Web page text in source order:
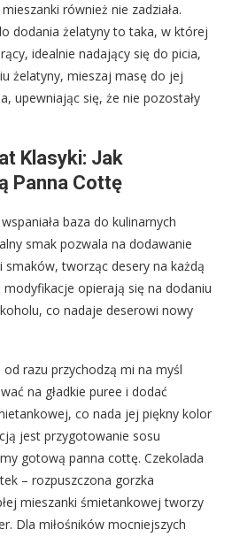
również nie zadziała.
dodania żelatyny to taka, w której
idealnie nadający się do picia,
żelatyny, mieszaj masę do jej
upewniając się, że nie pozostały
Klasyki: Jak
Panna Cottę
baza do kulinarnych
smak pozwala na dodawanie
tworząc desery na każdą
opierają się na dodaniu
co nadaje deserowi nowy
razu przychodzą mi na myśl
na gładkie puree i dodać
co nada jej piękny kolor
jest przygotowanie sosu
gotową panna cottę. Czekolada
– rozpuszczona gorzka
mieszanki śmietankowej tworzy
Dla miłośników mocniejszych